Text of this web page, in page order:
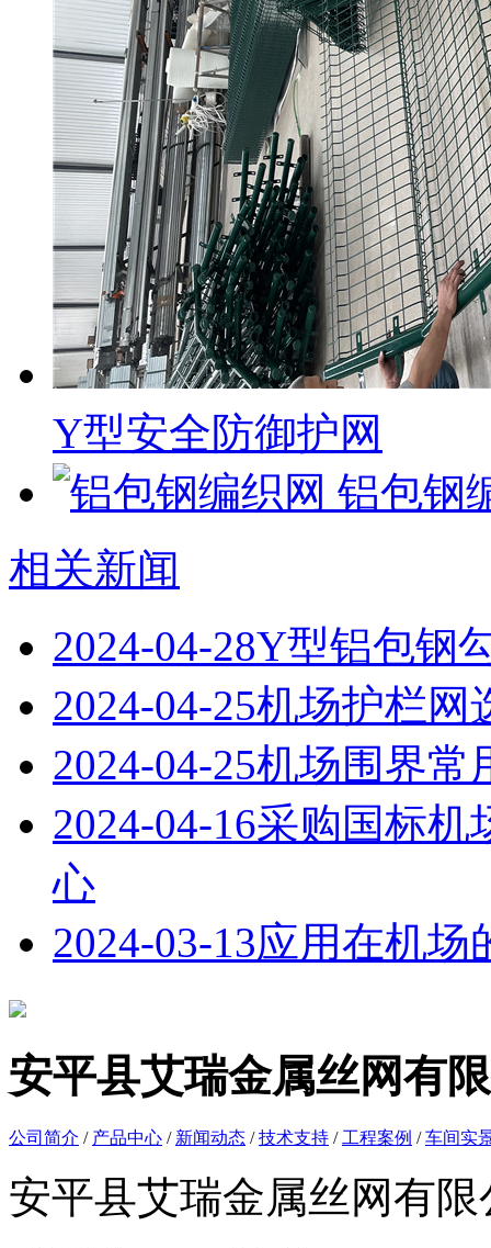
Y型安全防御护网
铝包钢
相关新闻
2024-04-28Y型铝包钢
2024-04-25机场护栏网
2024-04-25机场围界常
2024-04-16采购国标机
心
2024-03-13应用在机场
安平县艾瑞金属丝网有
公司简介 / 产品中心 / 新闻动态 /技术支持 / 工程案例 /车间实
安平县艾瑞金属丝网有限